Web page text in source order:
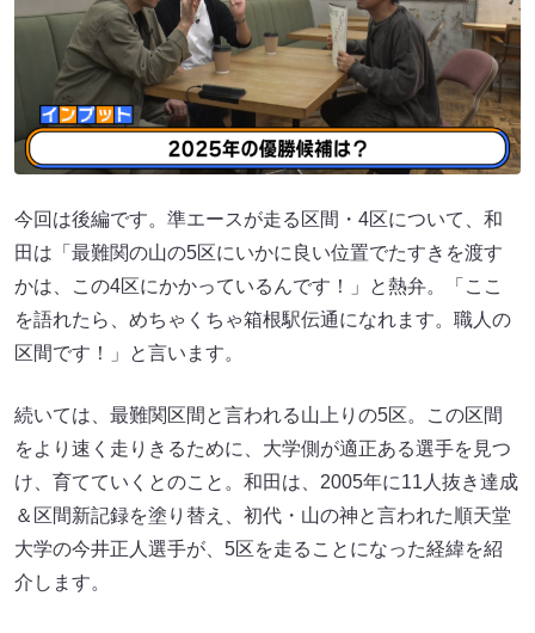
今回は後編です。準エースが走る区間・4区について、和
田は「最難関の山の5区にいかに良い位置でたすきを渡す
かは、この4区にかかっているんです！」と熱弁。「ここ
を語れたら、めちゃくちゃ箱根駅伝通になれます。職人の
区間です！」と言います。
続いては、最難関区間と言われる山上りの5区。この区間
をより速く走りきるために、大学側が適正ある選手を見つ
け、育てていくとのこと。和田は、2005年に11人抜き達成
＆区間新記録を塗り替え、初代・山の神と言われた順天堂
大学の今井正人選手が、5区を走ることになった経緯を紹
介します。